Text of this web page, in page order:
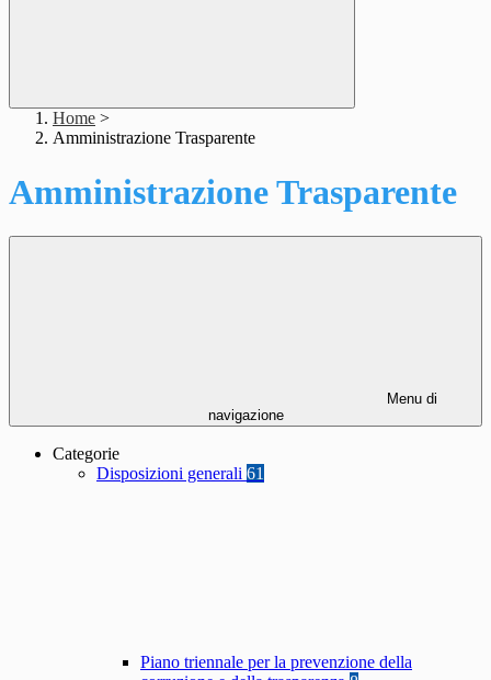
Home >
Amministrazione Trasparente
Amministrazione Trasparente
Menu di
navigazione
Categorie
Disposizioni generali 61
Piano triennale per la prevenzione della